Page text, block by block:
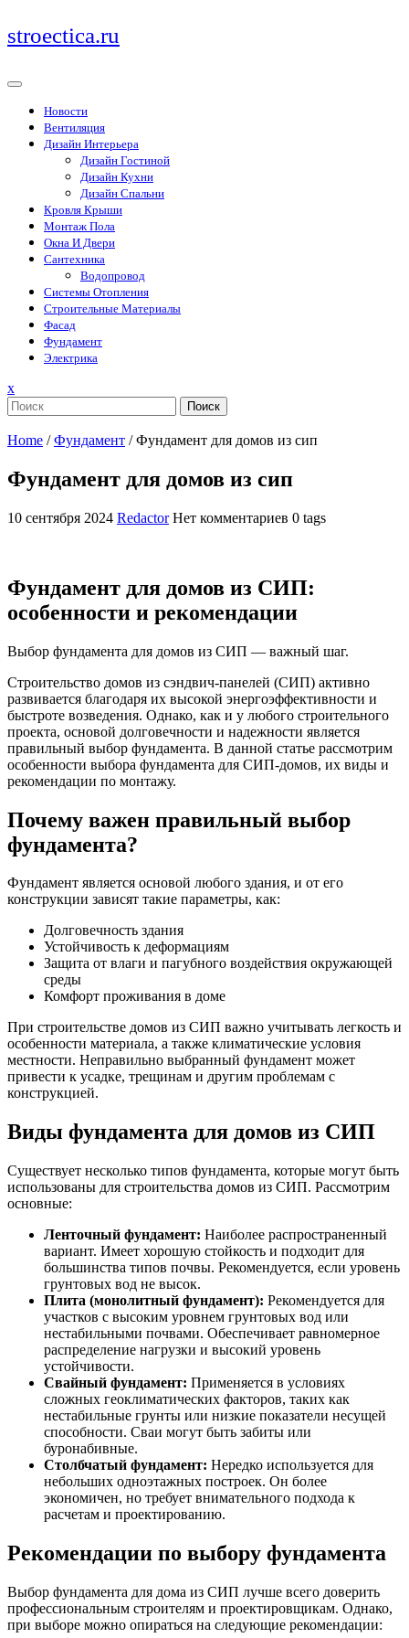
Перейти
к
stroectica.ru
Новости
Вентиляция
Дизайн Интерьера
Дизайн Гостиной
Дизайн Кухни
Дизайн Спальни
Кровля Крыши
Монтаж Пола
Окна И Двери
Сантехника
Водопровод
Системы Отопления
Строительные Материалы
Фасад
Фундамент
Электрика
xЗакрыть
меню
Поиск
Home /Фундамент /Фундамент для домов из сип
Фундамент для домов из сип
10 сентября 2024 Redactor Нет комментариев 0 tags
Фундамент для домов из СИП:
особенности и рекомендации
Выбор фундамента для домов из СИП — важный шаг.
Строительство домов из сэндвич-панелей (СИП) активно
развивается благодаря их высокой энергоэффективности и
быстроте возведения. Однако, как и у любого строительного
проекта, основой долговечности и надежности является
правильный выбор фундамента. В данной статье рассмотрим
особенности выбора фундамента для СИП-домов, их виды и
рекомендации по монтажу.
Почему важен правильный выбор
фундамента?
Фундамент является основой любого здания, и от его
конструкции зависят такие параметры, как:
Долговечность здания
Устойчивость к деформациям
Защита от влаги и пагубного воздействия окружающей
среды
Комфорт проживания в доме
При строительстве домов из СИП важно учитывать легкость и
особенности материала, а также климатические условия
местности. Неправильно выбранный фундамент может
привести к усадке, трещинам и другим проблемам с
конструкцией.
Виды фундамента для домов из СИП
Существует несколько типов фундамента, которые могут быть
использованы для строительства домов из СИП. Рассмотрим
основные:
Ленточный фундамент: Наиболее распространенный
вариант. Имеет хорошую стойкость и подходит для
большинства типов почвы. Рекомендуется, если уровень
грунтовых вод не высок.
Плита (монолитный фундамент): Рекомендуется для
участков с высоким уровнем грунтовых вод или
нестабильными почвами. Обеспечивает равномерное
распределение нагрузки и высокий уровень
устойчивости.
Свайный фундамент: Применяется в условиях
сложных геоклиматических факторов, таких как
нестабильные грунты или низкие показатели несущей
способности. Сваи могут быть забиты или
буронабивные.
Столбчатый фундамент: Нередко используется для
небольших одноэтажных построек. Он более
экономичен, но требует внимательного подхода к
расчетам и проектированию.
Рекомендации по выбору фундамента
Выбор фундамента для дома из СИП лучше всего доверить
профессиональным строителям и проектировщикам. Однако,
при выборе можно опираться на следующие рекомендации: